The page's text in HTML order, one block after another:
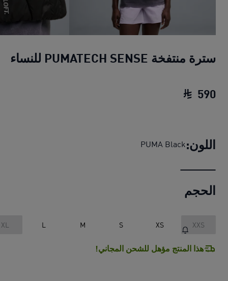
سترة منتفخة PUMATECH SENSE للنساء
590
اللون:PUMA Black
الحجم
XXS
XS
S
M
L
XL
هذا المنتج مؤهل للشحن المجاني!